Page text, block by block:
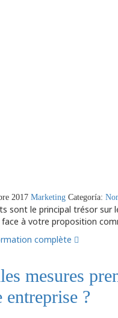
2017 Marketing Categoría:
sont le principal trésor
à votre proposition
complète
mesures
entreprise ?